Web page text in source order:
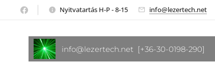
Nyitvatartás H-P - 8-15 info@lezertech.net
info@lezertech.net [+36-30-0198-290]